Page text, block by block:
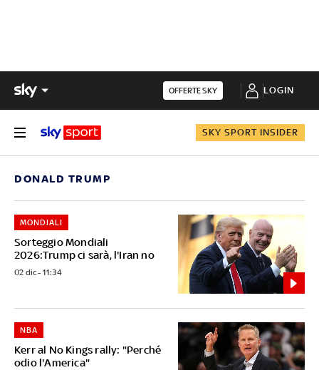
OFFERTE SKY LOGIN
SKY SPORT INSIDER
DONALD TRUMP
Sorteggio Mondiali
2026:Trump ci sarà, l'Iran no
MONDIALI
02 dic - 11:34
Kerr al No Kings rally: "Perché
odio l'America"
NBA